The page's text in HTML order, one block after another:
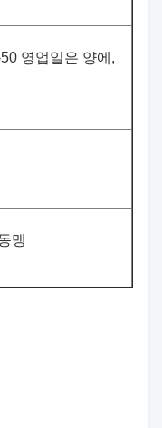
영업일은 양에,
맹